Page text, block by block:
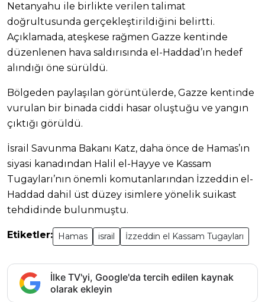
Netanyahu ile birlikte verilen talimat
doğrultusunda gerçekleştirildiğini belirtti.
Açıklamada, ateşkese rağmen Gazze kentinde
düzenlenen hava saldırısında el-Haddad’ın hedef
alındığı öne sürüldü.
Bölgeden paylaşılan görüntülerde, Gazze kentinde
vurulan bir binada ciddi hasar oluştuğu ve yangın
çıktığı görüldü.
İsrail Savunma Bakanı Katz, daha önce de Hamas’ın
siyasi kanadından Halil el-Hayye ve Kassam
Tugayları’nın önemli komutanlarından İzzeddin el-
Haddad dahil üst düzey isimlere yönelik suikast
tehdidinde bulunmuştu.
Etiketler: Hamas israil İzzeddin el Kassam Tugayları
İlke TV'yi, Google'da tercih edilen kaynak
olarak ekleyin